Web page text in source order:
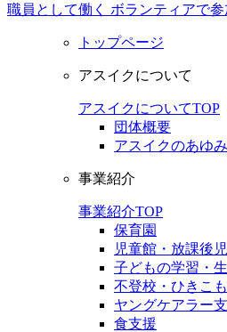
職員として働く ボランティアで参
トップページ
アスイクについて
アスイクについてTOP
団体概要
アスイクのあゆみ
事業紹介
事業紹介TOP
保育園
児童館・放課後
子どもの学習・
不登校・ひきこ
ヤングケアラー
食支援